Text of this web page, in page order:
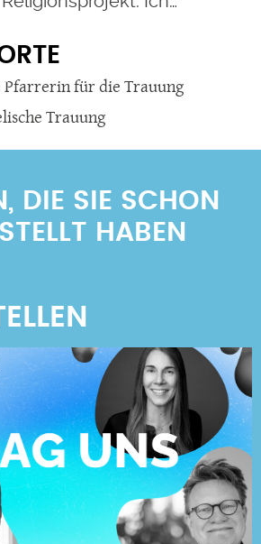
Pfarrerin für die Trauung
Trauung
DIE SIE SCHON
HABEN